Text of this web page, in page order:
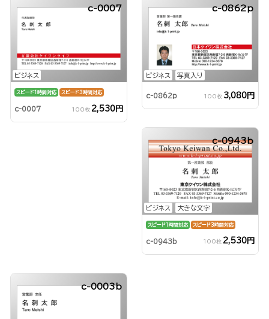
ビジネス
c-0007
スピード1時間対応 スピード3時間対応
c-0007 100枚 2,530円
ビジネス 写真入り
c-0862p
c-0862p 100枚 3,080円
ビジネス 大きな文字
c-0943b
スピード1時間対応 スピード3時間対応
c-0943b 100枚 2,530円
c-0003b